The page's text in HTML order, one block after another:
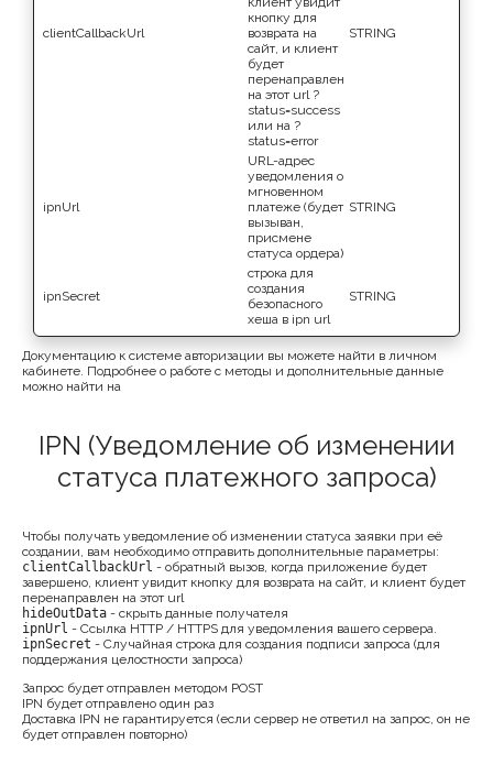
clientCallbackUrl
кнопку для
возврата на
сайт, и клиент
будет
перенаправлен
на этот url ?
status=success
или на ?
status=error
STRING
ipnUrl
URL-адрес
уведомления о
мгновенном
платеже (будет
вызыван,
присмене
статуса ордера)
STRING
ipnSecret
строка для
создания
безопасного
хеша в ipn url
STRING
Документацию к системе авторизации вы можете найти в личном
кабинете. Подробнее о работе с методы и дополнительные данные
можно найти на
IPN (Уведомление об изменении
статуса платежного запроса)
Чтобы получать уведомление об изменении статуса заявки при её
создании, вам необходимо отправить дополнительные параметры:
clientCallbackUrl - обратный вызов, когда приложение будет
завершено, клиент увидит кнопку для возврата на сайт, и клиент будет
перенаправлен на этот url
hideOutData - скрыть данные получателя
ipnUrl - Ссылка HTTP / HTTPS для уведомления вашего сервера.
ipnSecret - Случайная строка для создания подписи запроса (для
поддержания целостности запроса)
Запрос будет отправлен методом POST
IPN будет отправлено один раз
Доставка IPN не гарантируется (если сервер не ответил на запрос, он не
будет отправлен повторно)